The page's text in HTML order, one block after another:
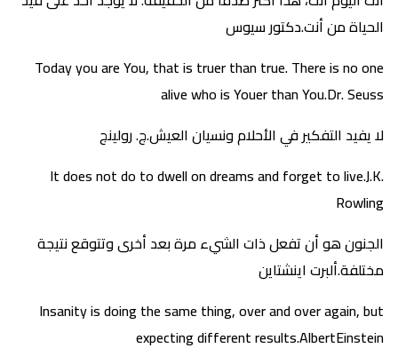
الحياة من أنت.دكتور سيوس
Today you are You, that is truer than true. There is no one
alive who is Youer than You.Dr. Seuss
لا يفيد التفكير في الأحلام ونسيان العيش.ج. رولينج
It does not do to dwell on dreams and forget to live.J.K.
Rowling
الجنون هو أن تفعل ذات الشيء مرة بعد أخرى وتتوقع نتيجة
مختلفة.ألبرت اينشتاين
Insanity is doing the same thing, over and over again, but
expecting different results.AlbertEinstein